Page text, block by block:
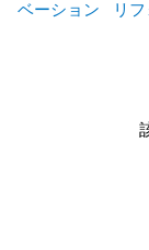
ベーション
リ